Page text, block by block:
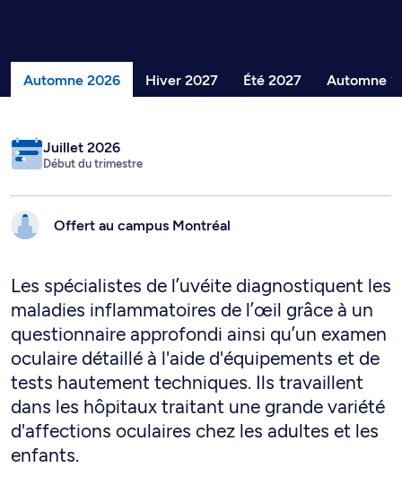
Automne 2026 Hiver 2027 Été 2027 Automne
Juillet 2026
Début du trimestre
Offert au campus Montréal
Les spécialistes de l’uvéite diagnostiquent les
maladies inflammatoires de l’œil grâce à un
questionnaire approfondi ainsi qu’un examen
oculaire détaillé à l'aide d'équipements et de
tests hautement techniques. Ils travaillent
dans les hôpitaux traitant une grande variété
d'affections oculaires chez les adultes et les
enfants.